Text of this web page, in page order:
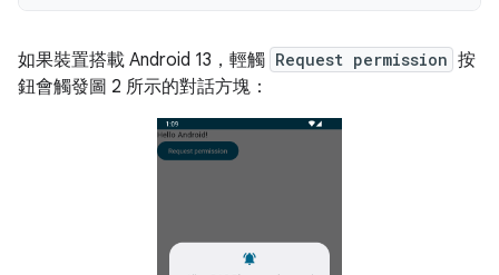
如果裝置搭載 Android 13，輕觸 Request permission 按
鈕會觸發圖 2 所示的對話方塊：